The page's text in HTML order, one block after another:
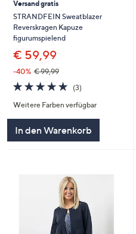
Versand gratis
STRANDFEIN Sweatblazer
Reverskragen Kapuze
figurumspielend
€ 59,99
-40% € 99,99
5.0
von
5
(3)3
Weitere Farben verfügbar
In den Warenkorb